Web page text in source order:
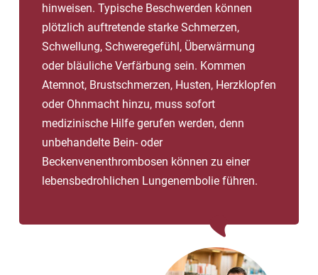
hinweisen. Typische Beschwerden können
plötzlich auftretende starke Schmerzen,
Schwellung, Schweregefühl, Überwärmung
oder bläuliche Verfärbung sein. Kommen
Atemnot, Brustschmerzen, Husten, Herzklopfen
oder Ohnmacht hinzu, muss sofort
medizinische Hilfe gerufen werden, denn
unbehandelte Bein- oder
Beckenvenenthrombosen können zu einer
lebensbedrohlichen Lungenembolie führen.